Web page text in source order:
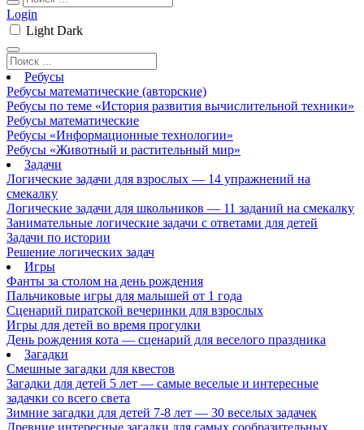
Login
Light Dark
Ребусы
Ребусы математические (авторские)
Ребусы по теме «История развития вычислительной техники»
Ребусы математические
Ребусы «Информационные технологии»
Ребусы «Животный и растительный мир»
Задачи
Логические задачи для взрослых — 14 упражнений на
смекалку
Логические задачи для школьников — 11 заданий на смекалку
Занимательные логические задачи с ответами для детей
Задачи по истории
Решение логических задач
Игры
Фанты за столом на день рождения
Пальчиковые игры для малышей от 1 года
Сценарий пиратской вечеринки для взрослых
Игры для детей во время прогулки
День рождения кота — сценарий для веселого праздника
Загадки
Смешные загадки для квестов
Загадки для детей 5 лет — самые веселые и интересные
задачки со всего света
Зимние загадки для детей 7-8 лет — 30 веселых задачек
Древние интересные загадки для самых сообразительных